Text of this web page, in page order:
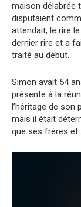
maison délabrée
disputaient
attendait, le rire
dernier rire et a
traité au début.
Simon avait 54
présente à la
l’héritage de son
mais il était
que ses frères